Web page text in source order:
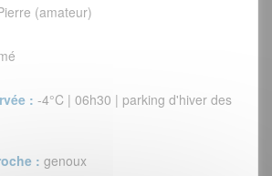
(amateur)
: -4°C | 06h30 | parking d'hiver des
: genoux